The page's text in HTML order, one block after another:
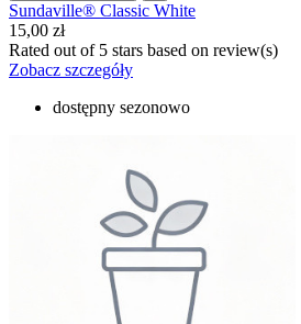
Sundaville® Classic White
15,00 zł
Rated out of 5 stars based on review(s)
Zobacz szczegóły
dostępny sezonowo